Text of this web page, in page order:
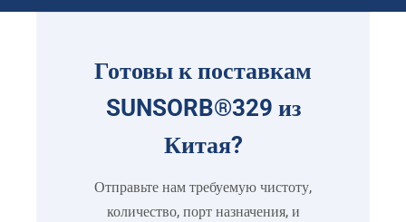
Готовы к поставкам
SUNSORB®329 из
Китая?
Отправьте нам требуемую чистоту,
количество, порт назначения, и